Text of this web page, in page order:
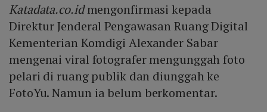
Katadata.co.idmengonfirmasi kepada
Direktur Jenderal Pengawasan Ruang Digital
Kementerian Komdigi Alexander Sabar
mengenai viral fotografer mengunggah foto
pelari di ruang publik dan diunggah ke
FotoYu. Namun ia belum berkomentar.